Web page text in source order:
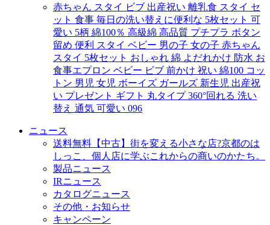
赤ちゃん スタイ ビブ 出産祝い 離乳食 スタイ セ
ット 食事 毎日の洗い替えに便利な 5枚セット 可
愛い 5柄 綿100％ 高級綿 高品質 プチプラ ボタン
留め 便利 スタイ ベビー 男の子 女の子 赤ちゃん
スタイ 5枚セット おしゃれ 綿 よだれかけ 防水 お
食事エプロン ベビー ビブ 前かけ 祝い 綿100 コッ
トン 男児 女児 ボーイズ ガールズ 新生児 出産祝
い プレゼント ギフト 丸タイプ 360°回れる 洗い
替え 通気 可愛い 096
ニュース
送料無料【中古】街を変える小さな店?京都のは
しっこ、個人店に学ぶこれからの商いのかたち。
製品ニュース
IRニュース
カタログニュース
その他・お知らせ
キャンペーン